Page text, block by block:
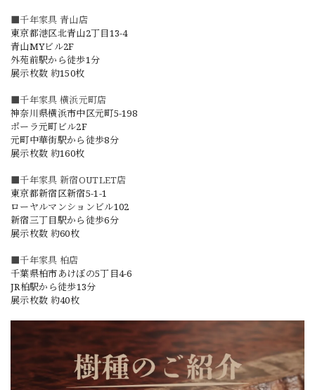
■千年家具 青山店
東京都港区北青山2丁目13-4
青山MYビル2F
外苑前駅から徒歩1分
展示枚数 約150枚
■千年家具 横浜元町店
神奈川県横浜市中区元町5-198
ポーラ元町ビル2F
元町中華街駅から徒歩8分
展示枚数 約160枚
■千年家具 新宿OUTLET店
東京都新宿区新宿5-1-1
ローヤルマンションビル102
新宿三丁目駅から徒歩6分
展示枚数 約60枚
■千年家具 柏店
千葉県柏市あけぼの5丁目4-6
JR柏駅から徒歩13分
展示枚数 約40枚